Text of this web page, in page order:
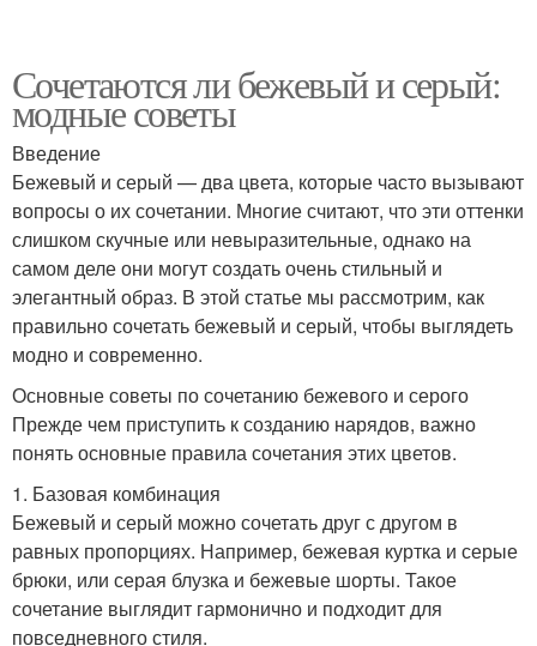
Сочетаются ли бежевый и серый:
модные советы
Введение
Бежевый и серый — два цвета, которые часто вызывают
вопросы о их сочетании. Многие считают, что эти оттенки
слишком скучные или невыразительные, однако на
самом деле они могут создать очень стильный и
элегантный образ. В этой статье мы рассмотрим, как
правильно сочетать бежевый и серый, чтобы выглядеть
модно и современно.
Основные советы по сочетанию бежевого и серого
Прежде чем приступить к созданию нарядов, важно
понять основные правила сочетания этих цветов.
1. Базовая комбинация
Бежевый и серый можно сочетать друг с другом в
равных пропорциях. Например, бежевая куртка и серые
брюки, или серая блузка и бежевые шорты. Такое
сочетание выглядит гармонично и подходит для
повседневного стиля.